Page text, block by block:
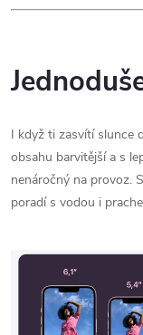
I když ti zasvítí slunce
obsahu barvitější a s
nenáročný na provoz.
poradí s vodou i